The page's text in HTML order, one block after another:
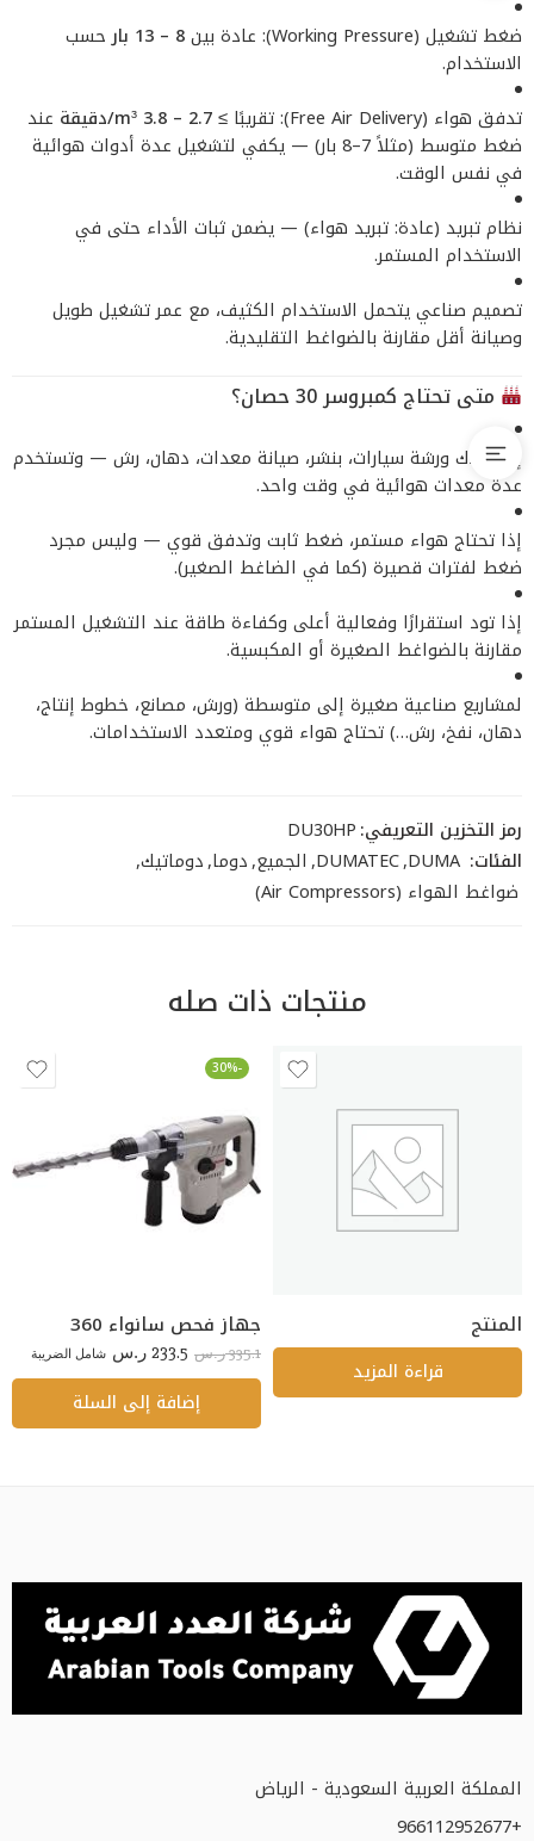
ضغط تشغيل (Working Pressure): عادة بين 8 – 13 بار
حسب
الاستخدام.
تدفق هواء (Free Air Delivery): تقريبًا
≥ 2.7 – 3.8 m³/دقيقة
عند
ضغط متوسط (مثلاً 7–8 بار) — يكفي لتشغيل عدة أدوات هوائية
في نفس الوقت.
نظام تبريد (عادة: تبريد هواء) — يضمن ثبات الأداء حتى في
الاستخدام المستمر.
تصميم صناعي يتحمل الاستخدام الكثيف، مع عمر تشغيل طويل
وصيانة أقل مقارنة بالضواغط التقليدية.
متى تحتاج كمبروسر 30 حصان؟
إذا عندك ورشة سيارات، بنشر، صيانة معدات، دهان، رش — وتستخدم
عدة معدات هوائية في وقت واحد.
إذا تحتاج هواء مستمر، ضغط ثابت وتدفق قوي — وليس مجرد
ضغط لفترات قصيرة (كما في الضاغط الصغير).
إذا تود استقرارًا وفعالية أعلى وكفاءة طاقة عند التشغيل المستمر
مقارنة بالضواغط الصغيرة أو المكبسية.
لمشاريع صناعية صغيرة إلى متوسطة (ورش، مصانع، خطوط إنتاج،
دهان، نفخ، رش…) تحتاج هواء قوي ومتعدد الاستخدامات.
رمز التخزين التعريفي:DU30HP
الفئات: DUMA
,
DUMATEC
,الجميع,دوما,دوماتيك,
ضواغط الهواء (Air Compressors)
منتجات ذات صله
المنتج
قراءة المزيد
-30%
جهاز فحص سانواء 360
335.1 ر.س 233.5 ر.س شامل الضريبة
إضافة إلى السلة
المملكة العربية السعودية - الرياض
+966112952677